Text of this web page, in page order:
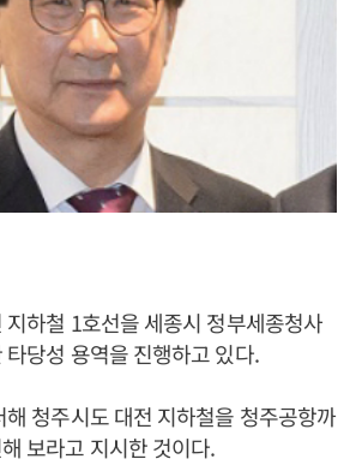
하철 1호선을 세종시 정부세종청사
당성 용역을 진행하고 있다.
청주시도 대전 지하철을 청주공항까
보라고 지시한 것이다.